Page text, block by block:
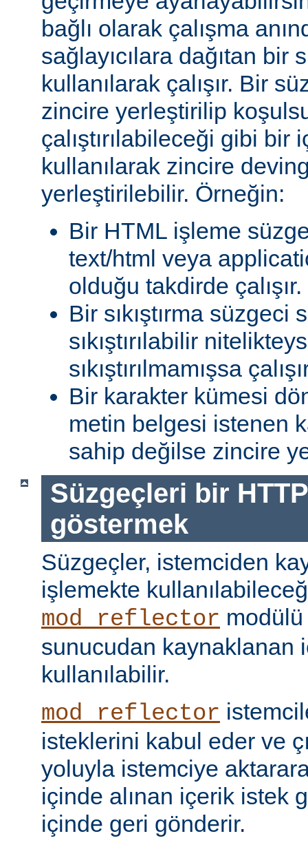
bağlı olarak çalışma
sağlayıcılara dağıtan bir
kullanılarak çalışır. Bir
zincire yerleştirilip
çalıştırılabileceği gibi bir
kullanılarak zincire
yerleştirilebilir. Örneğin:
Bir HTML işleme
text/html veya
olduğu takdirde çalışır.
Bir sıkıştırma süzgeci
sıkıştırılabilir
sıkıştırılmamışsa
Bir karakter kümesi
metin belgesi istenen
sahip değilse zincire
Süzgeçleri bir
göstermek
Süzgeçler, istemciden
işlemekte
mod_reflector modülü
sunucudan kaynaklanan
kullanılabilir.
mod_reflector
isteklerini kabul eder ve
yoluyla istemciye
içinde alınan içerik istek
içinde geri gönderir.